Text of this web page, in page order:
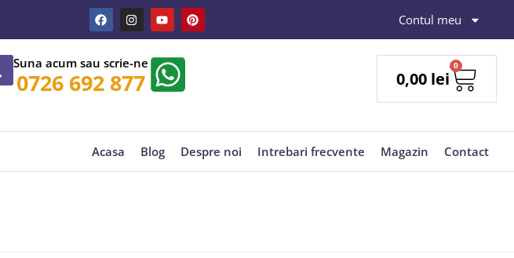
Contul meu
Suna acum sau scrie-ne
0726 692 877 0,00 lei
0
Acasa Blog Despre noi Intrebari frecvente Magazin Contact